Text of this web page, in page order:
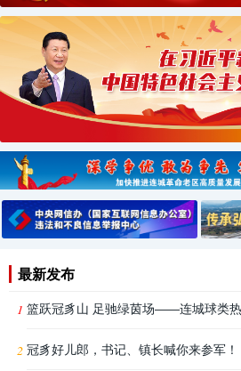
2026-08-03 18:01
一习话丨“坚持党指挥枪 建
学习进行时｜句句铿锵——
2026-08-04 10:17
习近平总书记今年以来治
推动高质量发展 努...
最新发布
篮跃冠豸山 足驰绿茵场——连城球类
冠豸好儿郎，书记、镇长喊你来参军！